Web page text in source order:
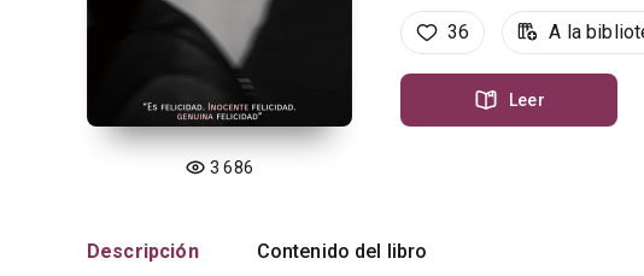
3 686
36 A la
Leer
Descripción Contenido del libro